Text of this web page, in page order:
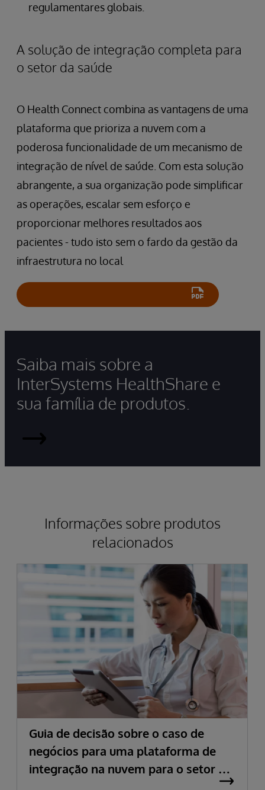
regulamentares globais.
A solução de integração completa para
o setor da saúde
O Health Connect combina as vantagens de uma
plataforma que prioriza a nuvem com a
poderosa funcionalidade de um mecanismo de
integração de nível de saúde. Com esta solução
abrangente, a sua organização pode simplificar
as operações, escalar sem esforço e
proporcionar melhores resultados aos
pacientes - tudo isto sem o fardo da gestão da
infraestrutura no local
Saiba mais sobre a
InterSystems HealthShare e
sua família de produtos.
HealthShare
Informações sobre produtos
relacionados
Guia de decisão sobre o caso de
negócios para uma plataforma de
integração na nuvem para o setor de